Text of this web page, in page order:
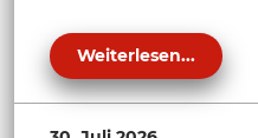
Weiterlesen...